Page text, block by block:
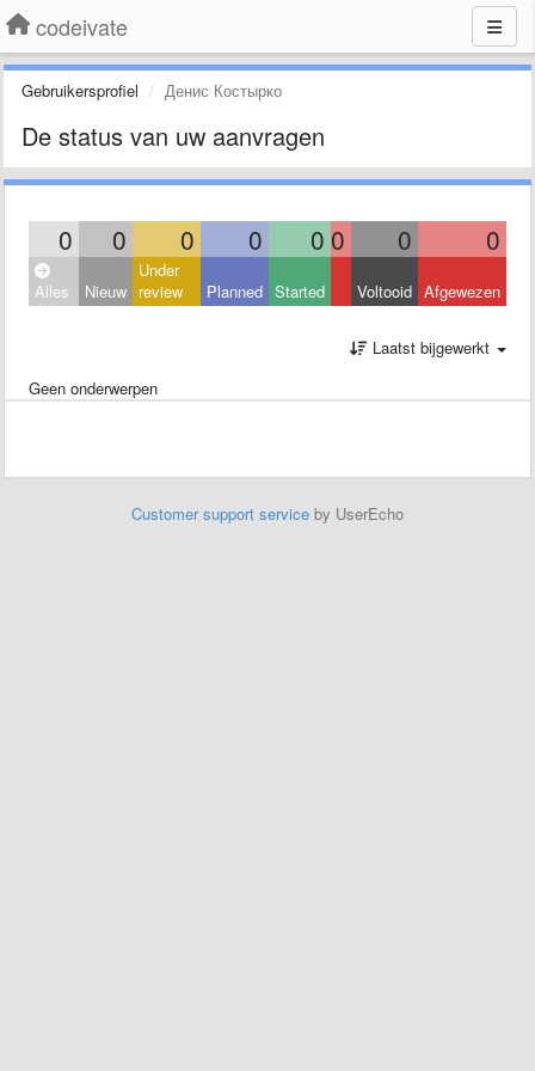
codeivate
Gebruikersprofiel Денис Костырко
De status van uw aanvragen
0 0 0 0 0 0 0 0
Alles Nieuw
Under
review
Planned Started Voltooid Afgewezen
Laatst bijgewerkt
Geen onderwerpen
Customer support service by UserEcho